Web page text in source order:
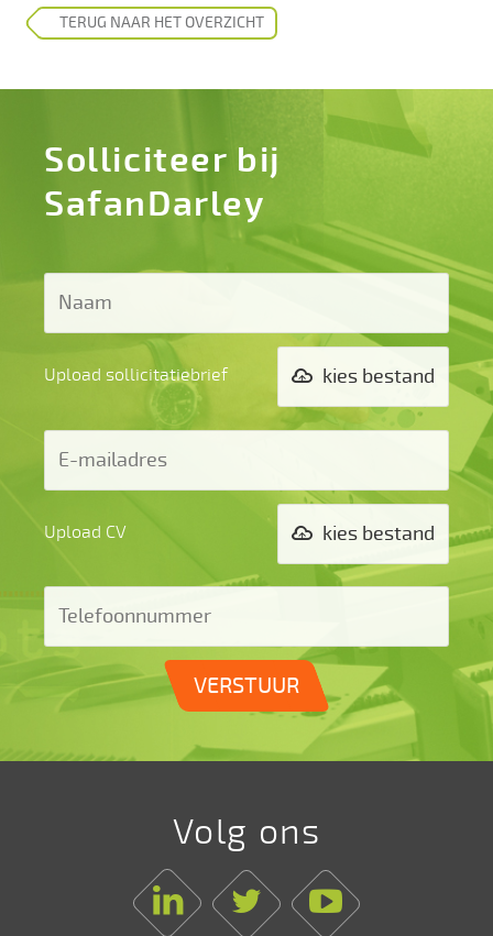
TERUG NAAR HET OVERZICHT
Solliciteer bij
SafanDarley
Upload sollicitatiebrief kies bestand
Upload CV kies bestand
VERSTUUR
Volg ons
LinkedinTwitterYoutube